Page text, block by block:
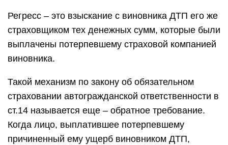
Регресс – это взыскание с виновника ДТП его же
страховщиком тех денежных сумм, которые были
выплачены потерпевшему страховой компанией
виновника.
Такой механизм по закону об обязательном
страховании автогражданской ответственности в
ст.14 называется еще – обратное требование.
Когда лицо, выплатившее потерпевшему
причиненный ему ущерб виновником ДТП,